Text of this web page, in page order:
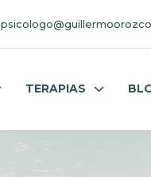
TERAPIAS